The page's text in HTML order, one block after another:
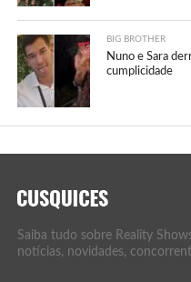
BIG BROTHER
Nuno e Sara
cumplicidade
Saiba tudo sobre Reality
notícias, novidades,